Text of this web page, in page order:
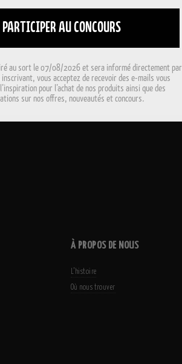
À PROPOS DE NOUS
L’histoire
Où nous trouver
PARTICIPER AU CONCOURS
au sort le 07/08/2026 et sera informé directement par
vous acceptez de recevoir des e-mails vous
pour l’achat de nos produits ainsi que des
sur nos offres, nouveautés et concours.